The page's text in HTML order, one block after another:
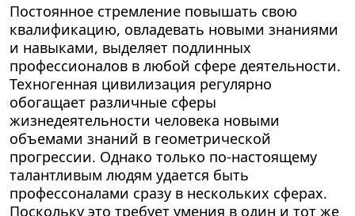
Постоянное стремление повышать свою
квалификацию, овладевать новыми знаниями
и навыками, выделяет подлинных
профессионалов в любой сфере деятельности.
Техногенная цивилизация регулярно
обогащает различные сферы
жизнедеятельности человека новыми
объемами знаний в геометрической
прогрессии. Однако только по-настоящему
талантливым людям удается быть
профессоналами сразу в нескольких сферах.
Поскольку это требует умения в один и тот же